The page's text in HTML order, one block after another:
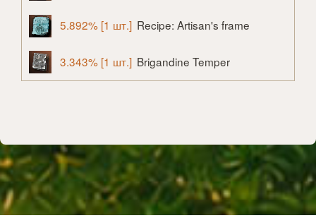
5.892% [1 шт.] Recipe: Artisan's frame
3.343% [1 шт.] Brigandine Temper